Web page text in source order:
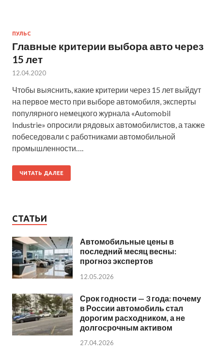
ПУЛЬС
Главные критерии выбора авто через
15 лет
12.04.2020
Чтобы выяснить, какие критерии через 15 лет выйдут
на первое место при выборе автомобиля, эксперты
популярного немецкого журнала «Automobil
Industrie» опросили рядовых автомобилистов, а также
побеседовали с работниками автомобильной
промышленности….
ЧИТАТЬ ДАЛЕЕ
СТАТЬИ
Автомобильные цены в
последний месяц весны:
прогноз экспертов
12.05.2026
Срок годности — 3 года: почему
в России автомобиль стал
дорогим расходником, а не
долгосрочным активом
27.04.2026